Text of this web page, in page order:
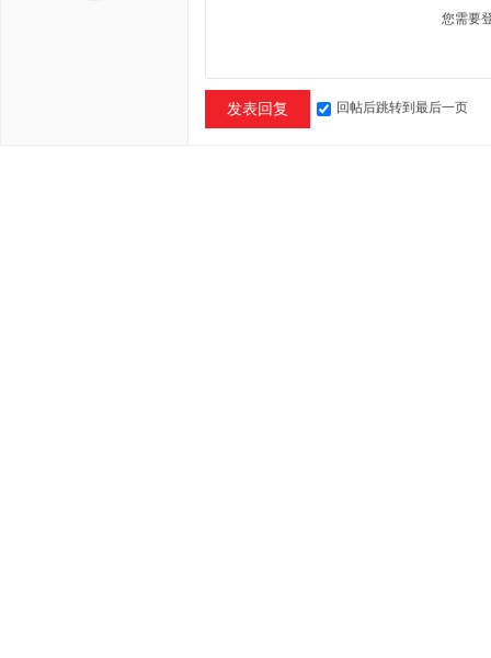
您需要
发表回复 回帖后跳转到最后一页